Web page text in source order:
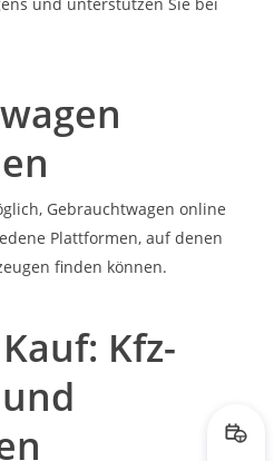
Gebrauchtwagen online
Plattformen, auf denen
finden können.
Kfz-